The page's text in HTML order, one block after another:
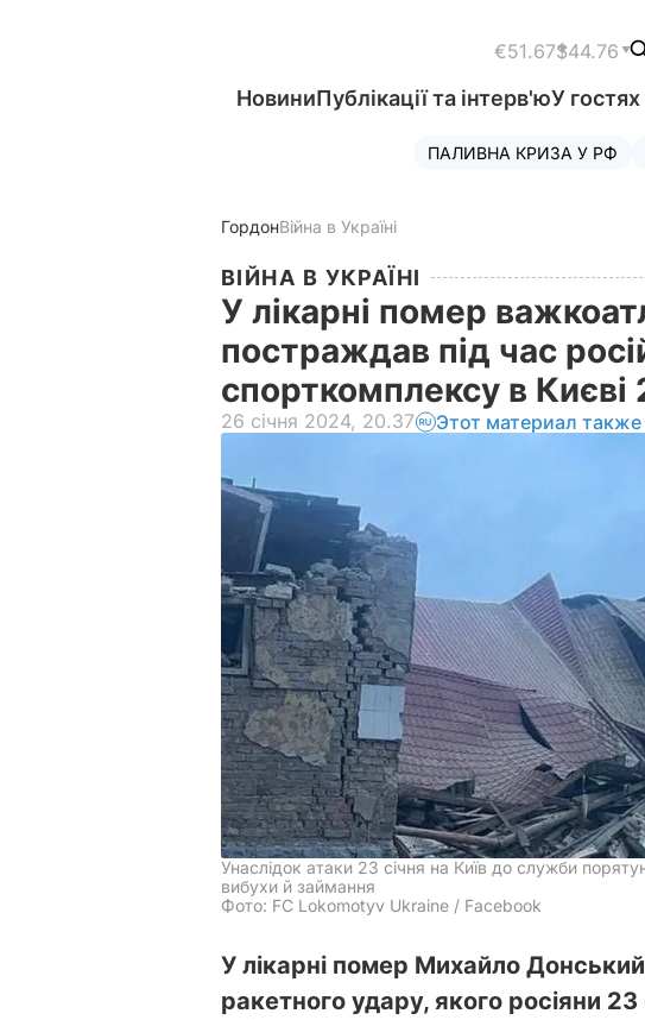
€51.67$44.76
НовиниПублікації та інтерв'юУ
ПАЛИВНА КРИЗА У РФ
ГордонВійна в Україні
ВІЙНА В УКРАЇНІ
У лікарні помер
постраждав під час
спорткомплексу в Києві
26 січня 2024, 20.37 Этот материал
Унаслідок атаки 23 січня на Київ до служби
вибухи й займання
Фото: FC Lokomotyv Ukraine / Facebook
У лікарні помер Михайло
ракетного удару, якого росіяни